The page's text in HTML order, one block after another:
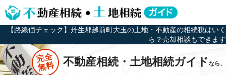
【路線価チェック】丹生郡越前町大玉の土地・不動産の相続税はいく
ら？売却相談もできます
完全
無料 不動産相続・土地相続ガイドなら、